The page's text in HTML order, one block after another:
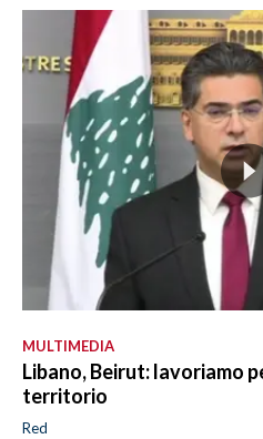
MULTIMEDIA
Libano, Beirut: lavoriamo
territorio
Red